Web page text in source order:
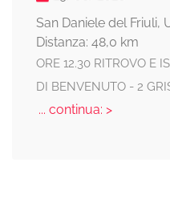
San Daniele del Friuli,
Distanza: 48,0 km
ORE 12.30 RITROVO E
DI BENVENUTO - 2
... continua: >